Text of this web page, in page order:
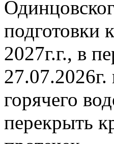
подготовки
2027г.г., в
27.07.2026г.
горячего
перекрыть